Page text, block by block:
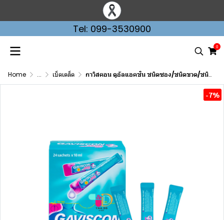
Tel: 099-3530900
0
Home ... เบ็ดเตล็ด กาวิสคอน ดูอัลแอคชั่น ชนิดซอง/ชนิดขวด/ชนิดเม็ด สีชมพู GAVISCON DUAL ACTION
-7%